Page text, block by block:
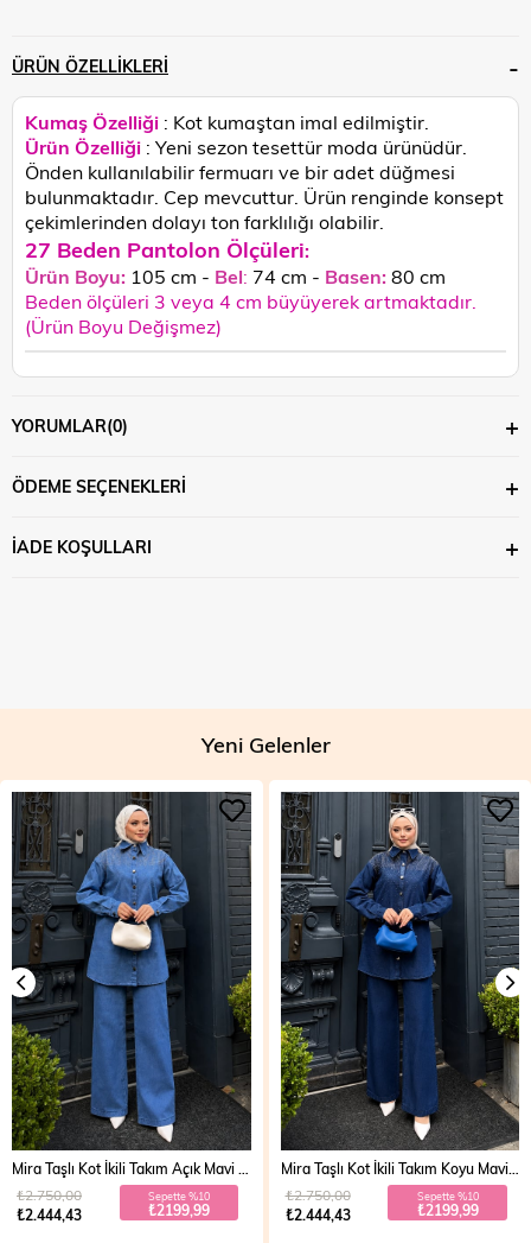
ÜRÜN ÖZELLIKLERI
Kumaş Özelliği : Kot kumaştan imal edilmiştir.
Ürün Özelliği : Yeni sezon tesettür moda ürünüdür.
Önden kullanılabilir fermuarı ve bir adet düğmesi
bulunmaktadır. Cep mevcuttur. Ürün renginde konsept
çekimlerinden dolayı ton farklılığı olabilir.
27 Beden Pantolon Ölçüleri:
Ürün Boyu: 105 cm - Bel: 74 cm - Basen:80 cm
Beden ölçüleri 3 veya 4 cm büyüyerek artmaktadır.
(Ürün Boyu Değişmez)
YORUMLAR(0)
ÖDEME SEÇENEKLERI
İADE KOŞULLARI
Yeni Gelenler
₺2.444,43
₺2.750,00 Sepette %10
₺2199,99
Mira Taşlı Kot İkili Takım Koyu Mavi 19286
₺2.444,43
₺2.750,00 Sepette %10
₺2199,99